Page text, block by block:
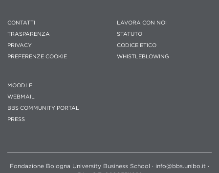
CONTATTI
TRASPARENZA
PRIVACY
PREFERENZE COOKIE
LAVORA CON NOI
STATUTO
CODICE ETICO
WHISTLEBLOWING
MOODLE
WEBMAIL
BBS COMMUNITY PORTAL
PRESS
Fondazione Bologna University Business School · info@bbs.unibo.it ·